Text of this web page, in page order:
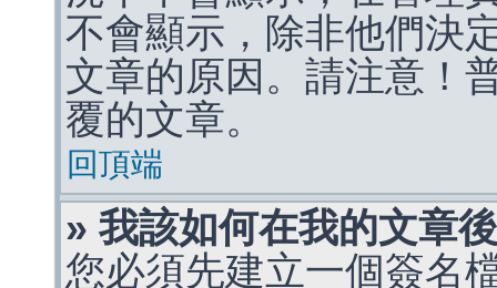
不會顯示，除非他們決
文章的原因。請注意！
覆的文章。
回頂端
» 我該如何在我的文章
您必須先建立一個簽名